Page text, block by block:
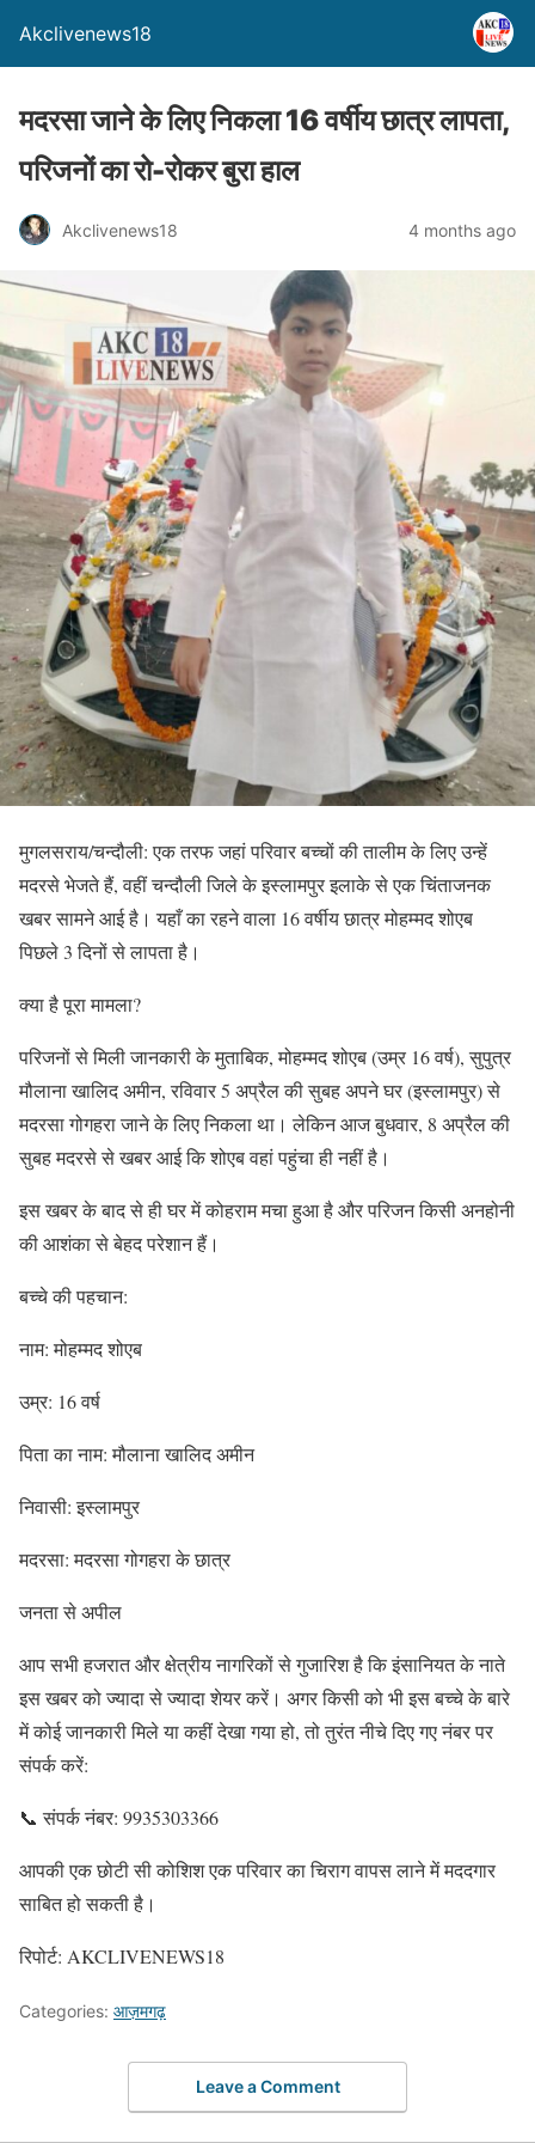
Akclivenews18
मदरसा जाने के लिए निकला 16 वर्षीय छात्र लापता,
परिजनों का रो-रोकर बुरा हाल
Akclivenews18 4 months ago
मुगलसराय/चन्दौली: एक तरफ जहां परिवार बच्चों की तालीम के लिए उन्हें
मदरसे भेजते हैं, वहीं चन्दौली जिले के इस्लामपुर इलाके से एक चिंताजनक
खबर सामने आई है। यहाँ का रहने वाला 16 वर्षीय छात्र मोहम्मद शोएब
पिछले 3 दिनों से लापता है।
​क्या है पूरा मामला?
​परिजनों से मिली जानकारी के मुताबिक, मोहम्मद शोएब (उम्र 16 वर्ष), सुपुत्र
मौलाना खालिद अमीन, रविवार 5 अप्रैल की सुबह अपने घर (इस्लामपुर) से
मदरसा गोगहरा जाने के लिए निकला था। लेकिन आज बुधवार, 8 अप्रैल की
सुबह मदरसे से खबर आई कि शोएब वहां पहुंचा ही नहीं है।
​इस खबर के बाद से ही घर में कोहराम मचा हुआ है और परिजन किसी अनहोनी
की आशंका से बेहद परेशान हैं।
​बच्चे की पहचान:
​नाम: मोहम्मद शोएब
​उम्र: 16 वर्ष
​पिता का नाम: मौलाना खालिद अमीन
​निवासी: इस्लामपुर
​मदरसा: मदरसा गोगहरा के छात्र
​जनता से अपील
​आप सभी हजरात और क्षेत्रीय नागरिकों से गुजारिश है कि इंसानियत के नाते
इस खबर को ज्यादा से ज्यादा शेयर करें। अगर किसी को भी इस बच्चे के बारे
में कोई जानकारी मिले या कहीं देखा गया हो, तो तुरंत नीचे दिए गए नंबर पर
संपर्क करें:
​📞 संपर्क नंबर: 9935303366
​आपकी एक छोटी सी कोशिश एक परिवार का चिराग वापस लाने में मददगार
साबित हो सकती है।
​रिपोर्ट: AKCLIVENEWS18
Categories: आज़मगढ़
Leave a Comment